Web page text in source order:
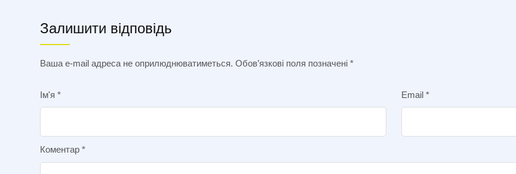
Залишити відповідь
Ваша e-mail адреса не оприлюднюватиметься. Обов’язкові поля позначені *
Ім'я * Email *
Коментар *